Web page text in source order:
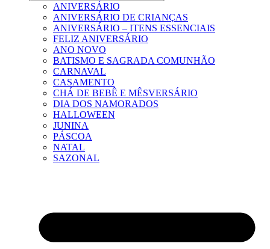
ANIVERSÁRIO
ANIVERSÁRIO DE CRIANÇAS
ANIVERSÁRIO – ITENS ESSENCIAIS
FELIZ ANIVERSÁRIO
ANO NOVO
BATISMO E SAGRADA COMUNHÃO
CARNAVAL
CASAMENTO
CHÁ DE BEBÊ E MÊSVERSÁRIO
DIA DOS NAMORADOS
HALLOWEEN
JUNINA
PÁSCOA
NATAL
SAZONAL